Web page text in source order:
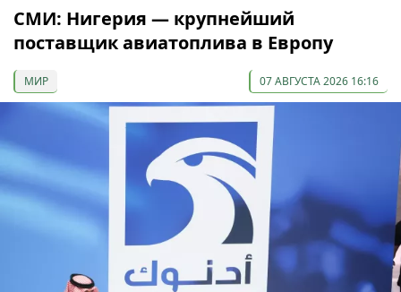
СМИ: Нигерия — крупнейший
поставщик авиатоплива в Европу
МИР 07 АВГУСТА 2026 16:16